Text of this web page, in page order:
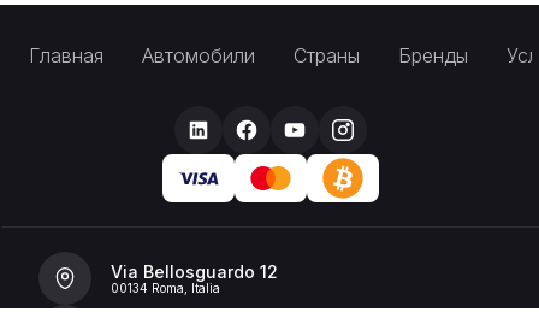
Главная Автомобили Страны Бренды
Via Bellosguardo 12
00134 Roma, Italia